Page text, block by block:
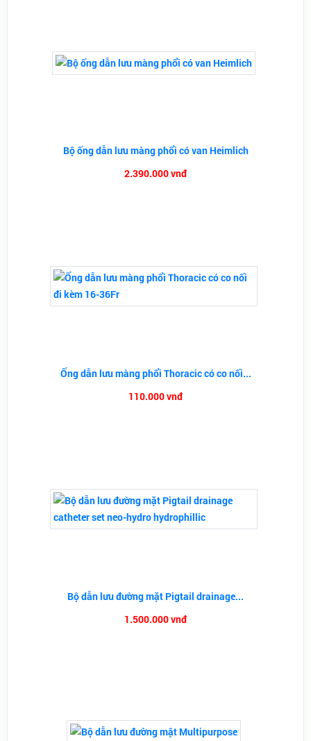
Bộ ống dẫn lưu màng phổi có van Heimlich
2.390.000 vnđ
Ống dẫn lưu màng phổi Thoracic có co nối...
110.000 vnđ
Bộ dẫn lưu đường mặt Pigtail drainage...
1.500.000 vnđ